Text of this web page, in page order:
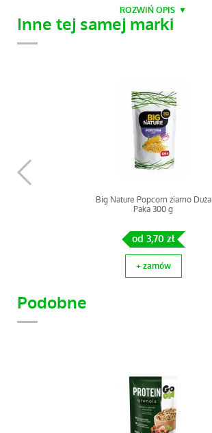
ROZWIŃ OPIS
Inne tej samej marki
Big Nature Popcorn ziarno Duża
Paka 300 g
od 3,70 zł
+ zamów
Podobne